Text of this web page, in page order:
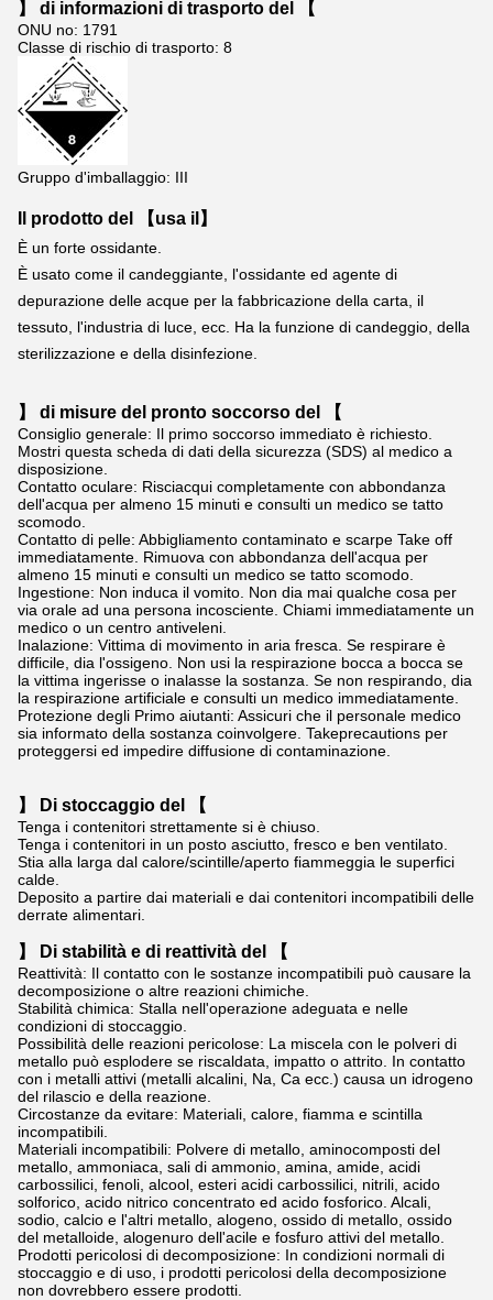
】 di informazioni di trasporto del 【
ONU no: 1791
Classe di rischio di trasporto: 8
Gruppo d'imballaggio: III
Il prodotto del 【usa il】
È un forte ossidante.
È usato come il candeggiante, l'ossidante ed agente di
depurazione delle acque per la fabbricazione della carta, il
tessuto, l'industria di luce, ecc. Ha la funzione di candeggio, della
sterilizzazione e della disinfezione.
】 di misure del pronto soccorso del 【
Consiglio generale: Il primo soccorso immediato è richiesto.
Mostri questa scheda di dati della sicurezza (SDS) al medico a
disposizione.
Contatto oculare: Risciacqui completamente con abbondanza
dell'acqua per almeno 15 minuti e consulti un medico se tatto
scomodo.
Contatto di pelle: Abbigliamento contaminato e scarpe Take off
immediatamente. Rimuova con abbondanza dell'acqua per
almeno 15 minuti e consulti un medico se tatto scomodo.
Ingestione: Non induca il vomito. Non dia mai qualche cosa per
via orale ad una persona incosciente. Chiami immediatamente un
medico o un centro antiveleni.
Inalazione: Vittima di movimento in aria fresca. Se respirare è
difficile, dia l'ossigeno. Non usi la respirazione bocca a bocca se
la vittima ingerisse o inalasse la sostanza. Se non respirando, dia
la respirazione artificiale e consulti un medico immediatamente.
Protezione degli Primo aiutanti: Assicuri che il personale medico
sia informato della sostanza coinvolgere. Takeprecautions per
proteggersi ed impedire diffusione di contaminazione.
】 Di stoccaggio del 【
Tenga i contenitori strettamente si è chiuso.
Tenga i contenitori in un posto asciutto, fresco e ben ventilato.
Stia alla larga dal calore/scintille/aperto fiammeggia le superfici
calde.
Deposito a partire dai materiali e dai contenitori incompatibili delle
derrate alimentari.
】 Di stabilità e di reattività del 【
Reattività: Il contatto con le sostanze incompatibili può causare la
decomposizione o altre reazioni chimiche.
Stabilità chimica: Stalla nell'operazione adeguata e nelle
condizioni di stoccaggio.
Possibilità delle reazioni pericolose: La miscela con le polveri di
metallo può esplodere se riscaldata, impatto o attrito. In contatto
con i metalli attivi (metalli alcalini, Na, Ca ecc.) causa un idrogeno
del rilascio e della reazione.
Circostanze da evitare: Materiali, calore, fiamma e scintilla
incompatibili.
Materiali incompatibili: Polvere di metallo, aminocomposti del
metallo, ammoniaca, sali di ammonio, amina, amide, acidi
carbossilici, fenoli, alcool, esteri acidi carbossilici, nitrili, acido
solforico, acido nitrico concentrato ed acido fosforico. Alcali,
sodio, calcio e l'altri metallo, alogeno, ossido di metallo, ossido
del metalloide, alogenuro dell'acile e fosfuro attivi del metallo.
Prodotti pericolosi di decomposizione: In condizioni normali di
stoccaggio e di uso, i prodotti pericolosi della decomposizione
non dovrebbero essere prodotti.